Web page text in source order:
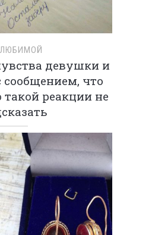
девушки и
сообщением, что
такой реакции не